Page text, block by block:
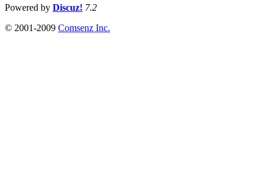
Powered by Discuz! 7.2
© 2001-2009 Comsenz Inc.